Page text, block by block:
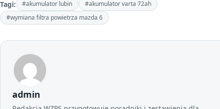
Tagi: #akumulator lubin
#akumulator varta 72ah
#wymiana filtra powietrza mazda 6
admin